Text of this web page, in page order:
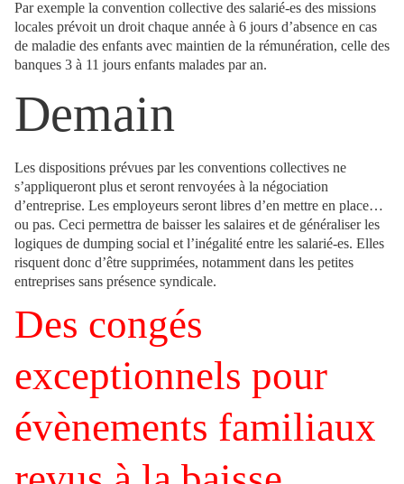
Par exemple la convention collective des salarié-es des missions
locales prévoit un droit chaque année à 6 jours d’absence en cas
de maladie des enfants avec maintien de la rémunération, celle des
banques 3 à 11 jours enfants malades par an.
Demain
Les dispositions prévues par les conventions collectives ne
s’appliqueront plus et seront renvoyées à la négociation
d’entreprise. Les employeurs seront libres d’en mettre en place…
ou pas. Ceci permettra de baisser les salaires et de généraliser les
logiques de dumping social et l’inégalité entre les salarié-es. Elles
risquent donc d’être supprimées, notamment dans les petites
entreprises sans présence syndicale.
Des congés
exceptionnels pour
évènements familiaux